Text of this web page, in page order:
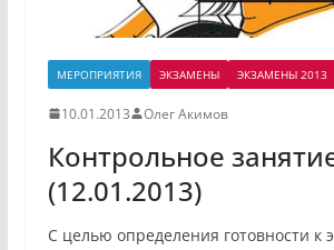
МЕРОПРИЯТИЯ ЭКЗАМЕНЫ ЭКЗАМЕНЫ 2013
10.01.2013 Олег Акимов
Контрольное
(12.01.2013)
С целью определения готовности к